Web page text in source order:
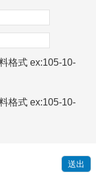
格式 ex:105-10-
格式 ex:105-10-